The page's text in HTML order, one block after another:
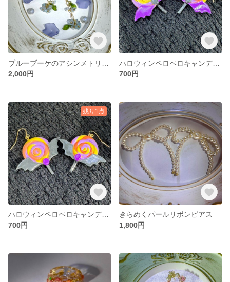
2,000円
ハロウィンペロペロキャンディピアス パープル
700円
残り1点
ハロウィンペロペロキャンディピアス ブラック
700円
きらめくパールリボンピアス
1,800円